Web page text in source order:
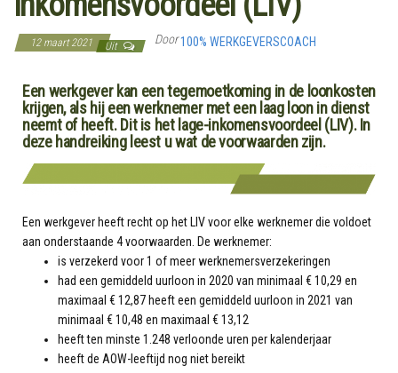
12 maart 2021 Uit Door100% WERKGEVERSCOACH
Een werkgever kan een tegemoetkoming in de loonkosten
krijgen, als hij een werknemer met een laag loon in dienst
neemt of heeft. Dit is het lage-inkomensvoordeel (LIV). In
deze handreiking leest u wat de voorwaarden zijn.
Een werkgever heeft recht op het LIV voor elke werknemer die voldoet
aan onderstaande 4 voorwaarden. De werknemer:
is verzekerd voor 1 of meer werknemersverzekeringen
had een gemiddeld uurloon in 2020 van minimaal € 10,29 en
maximaal € 12,87 heeft een gemiddeld uurloon in 2021 van
minimaal € 10,48 en maximaal € 13,12
heeft ten minste 1.248 verloonde uren per kalenderjaar
heeft de AOW-leeftijd nog niet bereikt